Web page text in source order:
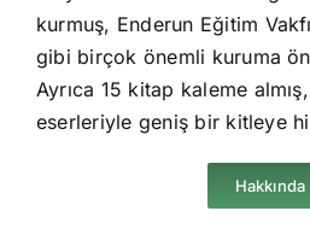
kurmuş, Enderun Eğitim
gibi birçok önemli kuruma
Ayrıca 15 kitap kaleme
eserleriyle geniş bir kitleye
Hakkında